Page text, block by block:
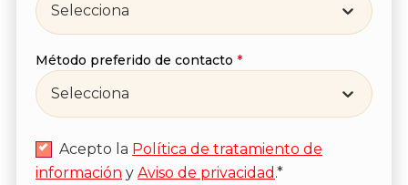
Selecciona
Método preferido de contacto *
Selecciona
Acepto la Política de tratamiento de
información y Aviso de privacidad .*